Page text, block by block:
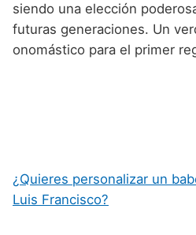
siendo una elección
futuras generaciones. Un
onomástico para el primer
¿Quieres personalizar un
Luis Francisco?